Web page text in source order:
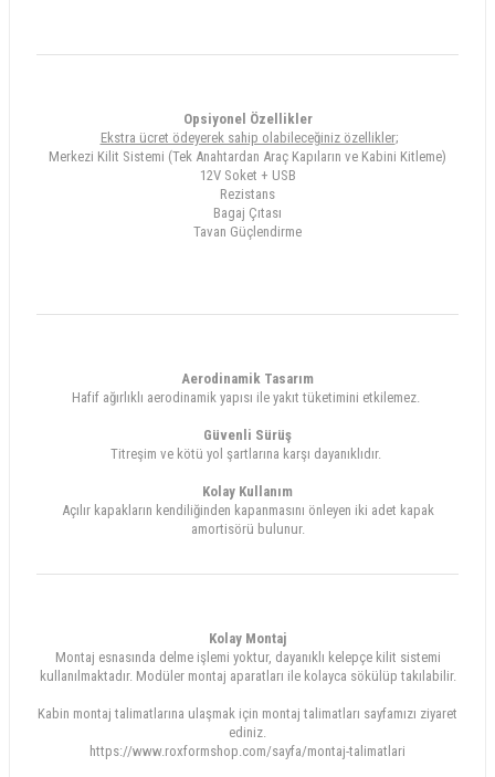
Opsiyonel Özellikler
Ekstra ücret ödeyerek sahip olabileceğiniz özellikler;
Merkezi Kilit Sistemi (Tek Anahtardan Araç Kapıların ve Kabini Kitleme)
12V Soket + USB
Rezistans
Bagaj Çıtası
Tavan Güçlendirme
Aerodinamik Tasarım
Hafif ağırlıklı aerodinamik yapısı ile yakıt tüketimini etkilemez.
Güvenli Sürüş
Titreşim ve kötü yol şartlarına karşı dayanıklıdır.
Kolay Kullanım
Açılır kapakların kendiliğinden kapanmasını önleyen iki adet kapak
amortisörü bulunur.
Kolay Montaj
Montaj esnasında delme işlemi yoktur, dayanıklı kelepçe kilit sistemi
kullanılmaktadır. Modüler montaj aparatları ile kolayca sökülüp takılabilir.
Kabin montaj talimatlarına ulaşmak için montaj talimatları sayfamızı ziyaret
ediniz.
https://www.roxformshop.com/sayfa/montaj-talimatlari